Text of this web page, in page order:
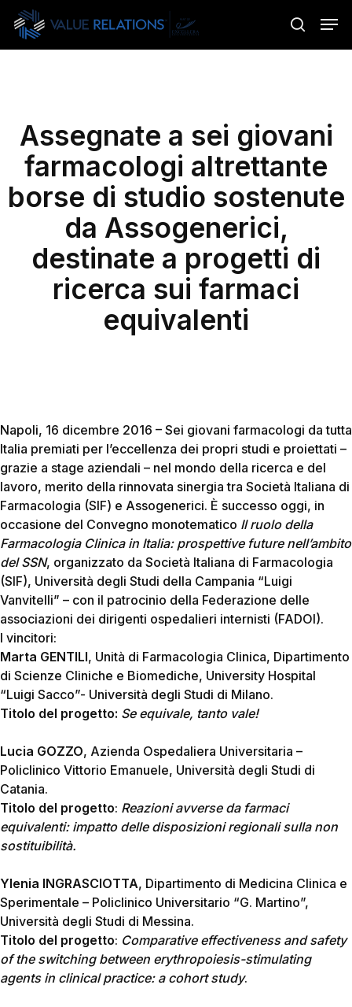
Skip
main
search
Assegnate a sei giovani
farmacologi altrettante
borse di studio sostenute
da Assogenerici,
destinate a progetti di
ricerca sui farmaci
equivalenti
Napoli, 16 dicembre 2016 – Sei giovani farmacologi da tutta
Italia premiati per l’eccellenza dei propri studi e proiettati –
grazie a stage aziendali – nel mondo della ricerca e del
lavoro, merito della rinnovata sinergia tra Società Italiana di
Farmacologia (SIF) e Assogenerici. È successo oggi, in
occasione del Convegno monotematico Il ruolo della
Farmacologia Clinica in Italia: prospettive future nell’ambito
del SSN, organizzato da Società Italiana di Farmacologia
(SIF), Università degli Studi della Campania “Luigi
Vanvitelli” – con il patrocinio della Federazione delle
associazioni dei dirigenti ospedalieri internisti (FADOI).
I vincitori:
Marta GENTILI, Unità di Farmacologia Clinica, Dipartimento
di Scienze Cliniche e Biomediche, University Hospital
“Luigi Sacco”- Università degli Studi di Milano.
Titolo del progetto: Se equivale, tanto vale!
Lucia GOZZO, Azienda Ospedaliera Universitaria –
Policlinico Vittorio Emanuele, Università degli Studi di
Catania.
Titolo del progetto: Reazioni avverse da farmaci
equivalenti: impatto delle disposizioni regionali sulla non
sostituibilità.
Ylenia INGRASCIOTTA, Dipartimento di Medicina Clinica e
Sperimentale – Policlinico Universitario “G. Martino”,
Università degli Studi di Messina.
Titolo del progetto: Comparative effectiveness and safety
of the switching between erythropoiesis-stimulating
agents in clinical practice: a cohort study.